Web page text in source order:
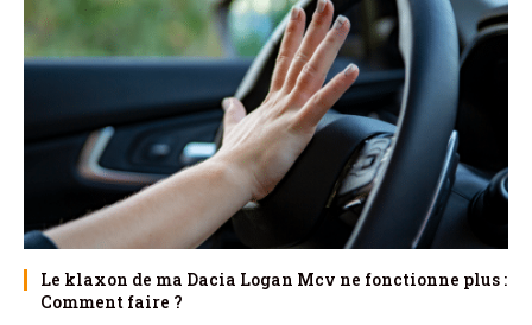
Le klaxon de ma Dacia Logan Mcv ne fonctionne plus :
Comment faire ?